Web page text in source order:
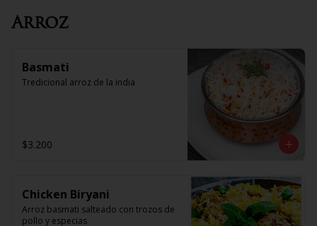
Arroz
Basmati
Tredicional arroz de la india
$3.200
Chicken Biryani
Arroz basmati salteado con trozos de
pollo y especias